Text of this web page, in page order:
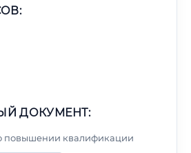
ДОКУМЕНТ:
повышении квалификации